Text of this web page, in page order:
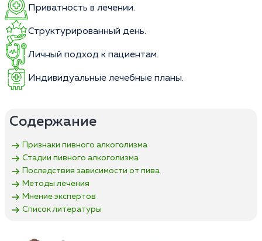
Приватность в лечении.
Структурированный день.
Личный подход к пациентам.
Индивидуальные лечебные планы.
Содержание
Признаки пивного алкоголизма
Стадии пивного алкоголизма
Последствия зависимости от пива
Методы лечения
Мнение экспертов
Список литературы